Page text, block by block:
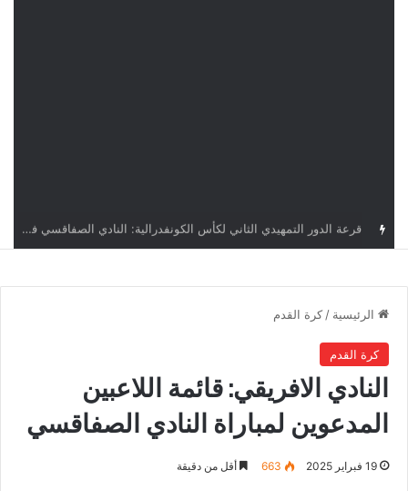
قرعة كأس الكونفدرالية: النادي الصفاقسي يواجه شوتينغ ستارز النيجيري وترجي جرجيس يصطدم بديامبارس السنغالي
الرئيسية / كرة القدم
كرة القدم
النادي الافريقي: قائمة اللاعبين
المدعوين لمباراة النادي الصفاقسي
19 فبراير 2025 663 أقل من دقيقة